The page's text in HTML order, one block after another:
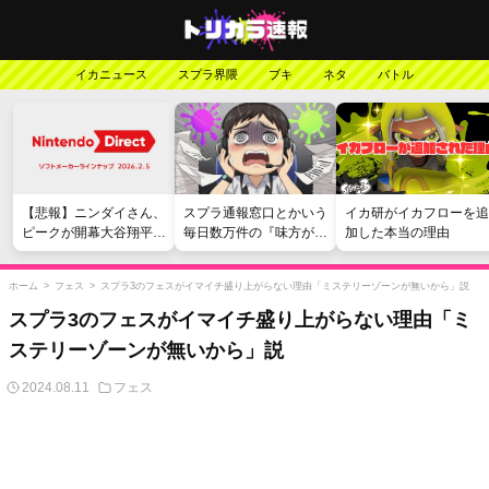
イカニュース スプラ界隈 ブキ ネタ バトル
【悲報】ニンダイさん、
ピークが開幕大谷翔平の
がっかりダイレクトだっ
たと言われてしまう
スプラ通報窓口とかいう
毎日数万件の『味方が弱
い』愚痴を読まされる苦
行
イカ研がイカフローを追
加した本当の理由
ホーム > フェス > スプラ3のフェスがイマイチ盛り上がらない理由「ミステリーゾーンが無いから」説
スプラ3のフェスがイマイチ盛り上がらない理由「ミ
ステリーゾーンが無いから」説
2024.08.11 フェス